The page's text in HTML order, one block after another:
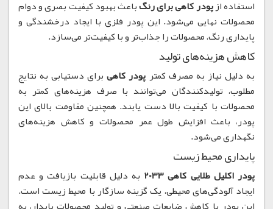
استفاده ازپودر کاهی برای رنگباعث بهبود کیفیت بصری و دوام
محصولات نهایی می‌شود. این پودر فلزی با ایجاد درخشندگی و
پایداری رنگ، محصولات را جذاب‌تر و با کیفیت‌تر می‌سازد.
کاهش هزینه‌های تولید
به دلیل نیاز به مصرف کمتر پودر کاهیبرای دستیابی به نتایج
مطلوب، تولیدکنندگان می‌توانند با صرف هزینه‌های کمتر به
محصولات با کیفیت بالا دست یابند. همچنین مقاومت بالای این
پودر، باعث افزایش طول عمر محصولات و کاهش هزینه‌های
نگهداری می‌شود.
پایداری محیط زیست
پودر اکلیل طلایی کاهی 2033
به دلیل قابلیت بازیافت و عدم
ایجاد آلودگی‌های محیطی، یک گزینه سازگار با محیط زیست است.